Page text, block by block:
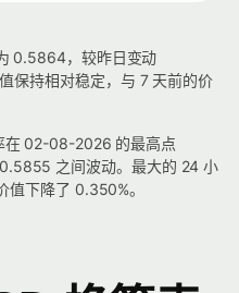
0.5864，较昨日变动
保持相对稳定，与 7 天前的价
在 02-08-2026 的最高点
之间波动。最大的 24 小
下降了 0.350%。